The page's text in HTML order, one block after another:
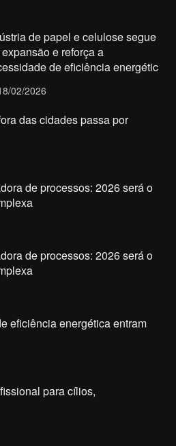
de papel e celulose segue
e reforça a
de eficiência energétic
02/2026
das cidades passa por
de processos: 2026 será o
de processos: 2026 será o
eficiência energética entram
para cílios,